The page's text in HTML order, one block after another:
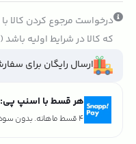
درخواست مرجوع کردن کالا
که کالا در شرایط اولیه
ارسال رایگان برای سفارش های
هر قسط با اسنپ پی:
4 قسط ماهانه. بدون سود، چک و ضامن.